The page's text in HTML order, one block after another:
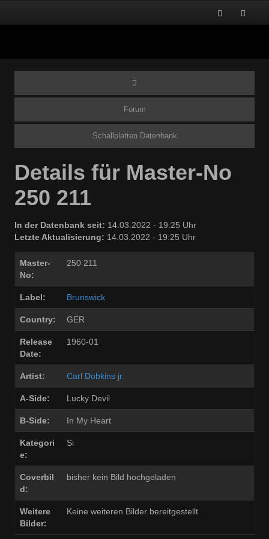
Forum
Schallplatten Datenbank
Details für Master-No
250 211
In der Datenbank seit: 14.03.2022 - 19:25 Uhr
Letzte Aktualisierung: 14.03.2022 - 19:25 Uhr
Master-
No:
250 211
Label: Brunswick
Country: GER
Release
Date:
1960-01
Artist: Carl Dobkins jr.
A-Side: Lucky Devil
B-Side: In My Heart
Kategori
e:
Si
Coverbil
d:
bisher kein Bild hochgeladen
Weitere
Bilder:
Keine weiteren Bilder bereitgestellt